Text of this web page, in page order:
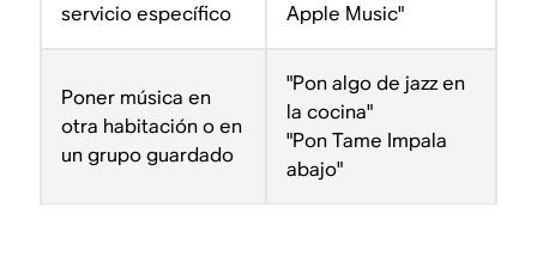
servicio específico
Apple Music"
Poner música en
otra habitación o en
un grupo guardado
"Pon algo de jazz en
la cocina"
"Pon Tame Impala
abajo"